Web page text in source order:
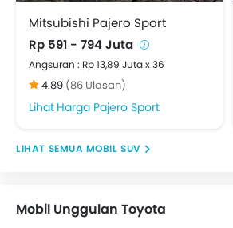
Pelindung Benturan Depan
Spion Tengah Lipat
Engine Immobilizer
Tanki Bahan Bakar Diletakkan di Tengah
Kontrol Traksi
Adjustable Headlights
Lampu sein kaca Spion Luar
Mitsubishi Pajero Sport
Rp 591 - 794 Juta
Angsuran : Rp 13,89 Juta x 36
4.89 (86 Ulasan)
Harga Pajero Sport
MOBIL SUV
Mobil Unggulan Toyota